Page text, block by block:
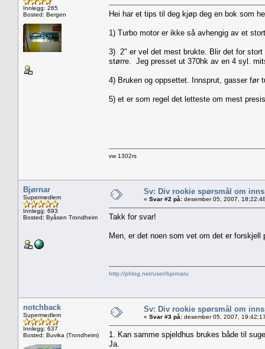
Innlegg: 265
Bosted: Bergen
Hei har et tips til deg kjøp deg en bok som
1) Turbo motor er ikke så avhengig av et
3) 2" er vel det mest brukte. Blir det for
større. Jeg presset ut 370hk av en 4 syl.
4) Bruken og oppsettet. Innsprut, gasser før
5) et er som regel det letteste om mest
vw 1302rs
Bjørnar
Supermedlem
Innlegg: 693
Bosted: Byåsen Trondheim
Sv: Div rookie spørsmål om
« Svar #2 på: desember 05, 2007,
Takk for svar!
Men, er det noen som vet om det er
http://phlog.net/user/bjornaru
notchback
Supermedlem
Innlegg: 637
Bosted: Buvika (Trondheim)
Sv: Div rookie spørsmål om
« Svar #3 på: desember 05, 2007,
1. Kan samme spjeldhus brukes både til
Ja.